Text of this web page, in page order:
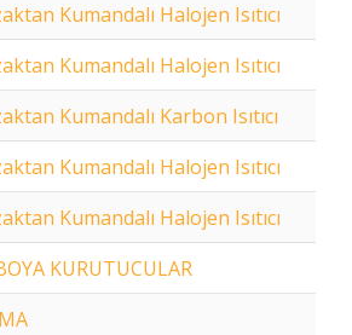
Kumandalı Halojen Isıtıcı
Kumandalı Halojen Isıtıcı
Kumandalı Karbon Isıtıcı
Kumandalı Halojen Isıtıcı
Kumandalı Halojen Isıtıcı
KURUTUCULAR